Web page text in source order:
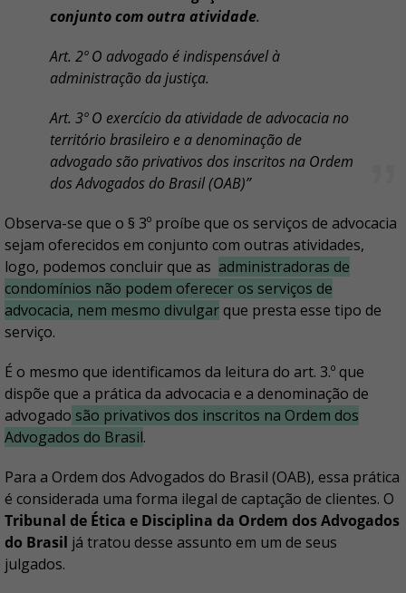
conjunto com outra atividade.
Art. 2º O advogado é indispensável à
administração da justiça.
Art. 3º O exercício da atividade de advocacia no
território brasileiro e a denominação de
advogado são privativos dos inscritos na Ordem
dos Advogados do Brasil (OAB)”
Observa-se que o § 3º proíbe que os serviços de advocacia
sejam oferecidos em conjunto com outras atividades,
logo, podemos concluir que as administradoras de
condomínios não podem oferecer os serviços de
advocacia, nem mesmo divulgarque presta esse tipo de
serviço.
É o mesmo que identificamos da leitura do art. 3.º que
dispõe que a prática da advocacia e a denominação de
advogado são privativos dos inscritos na Ordem dos
Advogados do Brasil.
Para a Ordem dos Advogados do Brasil (OAB), essa prática
é considerada uma forma ilegal de captação de clientes. O
Tribunal de Ética e Disciplina da Ordem dos Advogados
do Brasil já tratou desse assunto em um de seus
julgados.